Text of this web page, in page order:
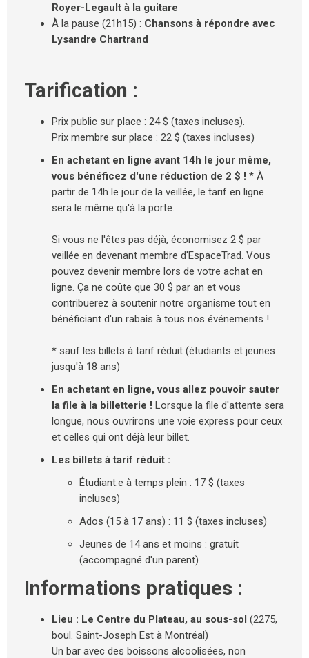
Royer-Legault à la guitare
À la pause (21h15) : Chansons à répondre avec
Lysandre Chartrand
Tarification :
Prix public sur place : 24 $ (taxes incluses).
Prix membre sur place : 22 $ (taxes incluses)
En achetant en ligne avant 14h le jour même,
vous bénéficez d'une réduction de 2 $ ! * À
partir de 14h le jour de la veillée, le tarif en ligne
sera le même qu'à la porte.
Si vous ne l'êtes pas déjà, économisez 2 $ par
veillée en devenant membre d'EspaceTrad. Vous
pouvez devenir membre lors de votre achat en
ligne. Ça ne coûte que 30 $ par an et vous
contribuerez à soutenir notre organisme tout en
bénéficiant d'un rabais à tous nos événements !
* sauf les billets à tarif réduit (étudiants et jeunes
jusqu'à 18 ans)
En achetant en ligne, vous allez pouvoir sauter
la file à la billetterie ! Lorsque la file d'attente sera
longue, nous ouvrirons une voie express pour ceux
et celles qui ont déjà leur billet.
Les billets à tarif réduit :
Étudiant.e à temps plein : 17 $ (taxes
incluses)
Ados (15 à 17 ans) : 11 $ (taxes incluses)
Jeunes de 14 ans et moins : gratuit
(accompagné d'un parent)
Informations pratiques :
Lieu : Le Centre du Plateau, au sous-sol (2275,
boul. Saint-Joseph Est à Montréal)
Un bar avec des boissons alcoolisées, non